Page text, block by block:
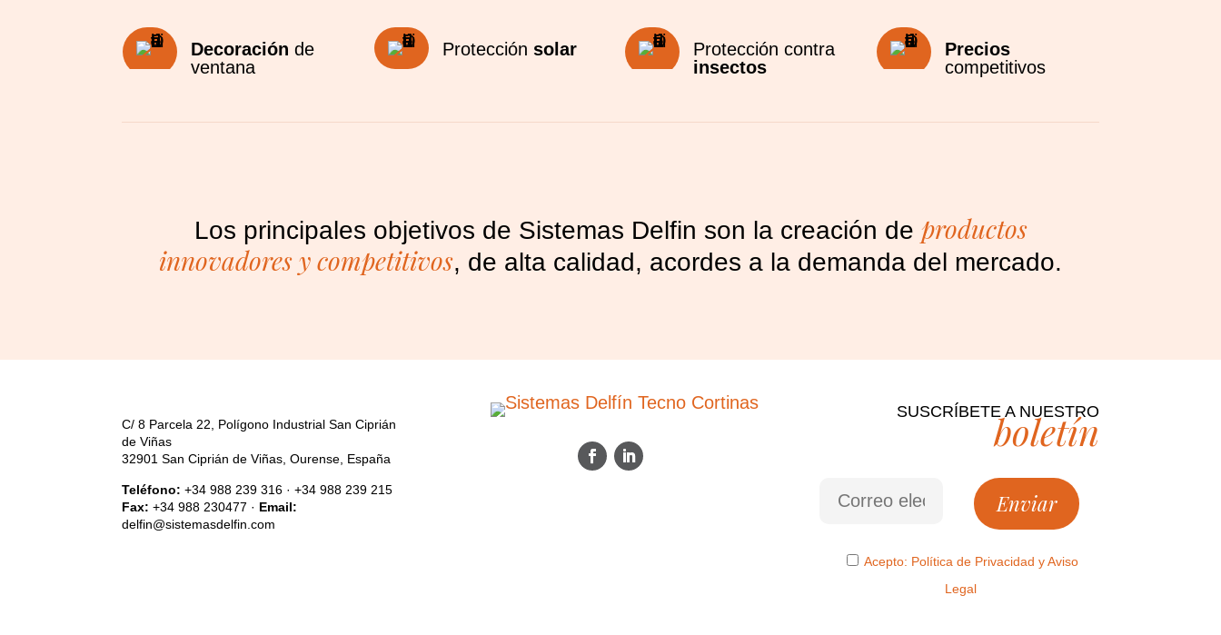
Decoración de
ventana
Protección solar
Protección contra
insectos
Precios
competitivos
Los principales objetivos de Sistemas Delfin son la creación de productos
innovadores y competitivos, de alta calidad, acordes a la demanda del mercado.
C/ 8 Parcela 22, Polígono Industrial San Ciprián
de Viñas
32901 San Ciprián de Viñas, Ourense, España
Teléfono: +34 988 239 316 · +34 988 239 215
Fax: +34 988 230477 · Email:
delfin@sistemasdelfin.com
SUSCRÍBETE A NUESTRO
boletín
Acepto: Política de Privacidad yAviso
Legal